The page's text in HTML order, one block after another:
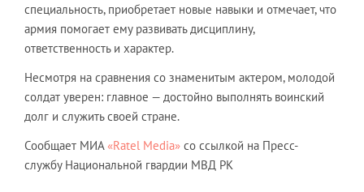
специальность, приобретает новые навыки и отмечает, что
армия помогает ему развивать дисциплину,
ответственность и характер.
Несмотря на сравнения со знаменитым актером, молодой
солдат уверен: главное — достойно выполнять воинский
долг и служить своей стране.
Сообщает МИА «Ratel Media» со ссылкой на Пресс-
службу Национальной гвардии МВД РК